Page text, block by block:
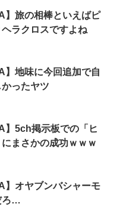
】旅の相棒といえばピ
ラクロスですよね
】地味に今回追加で自
ったヤツ
】5ch掲示板での「ヒ
まさかの成功ｗｗｗ
】オヤブンバシャーモ
ろ…